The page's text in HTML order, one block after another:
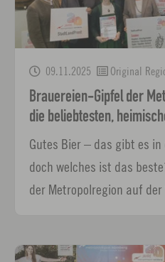
09.11.2025 Original
Brauereien-Gipfel der
die beliebtesten,
Gutes Bier – das gibt es
doch welches ist das
der Metropolregion auf